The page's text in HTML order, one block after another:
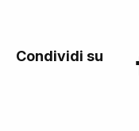
Condividi su